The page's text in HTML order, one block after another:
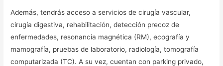
Además, tendrás acceso a servicios de cirugía vascular,
cirugía digestiva, rehabilitación, detección precoz de
enfermedades, resonancia magnética (RM), ecografía y
mamografía, pruebas de laboratorio, radiología, tomografía
computarizada (TC). A su vez, cuentan con parking privado,